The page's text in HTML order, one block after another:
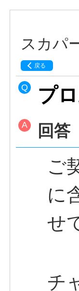
スカパ
戻る
プ
回答
ご
に
せ
チ